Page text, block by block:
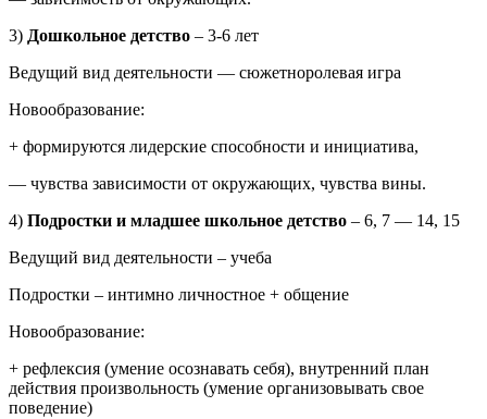
3) Дошкольное детство – 3-6 лет
Ведущий вид деятельности — сюжетноролевая игра
Новообразование:
+ формируются лидерские способности и инициатива,
— чувства зависимости от окружающих, чувства вины.
4) Подростки и младшее школьное детство – 6, 7 — 14, 15
Ведущий вид деятельности – учеба
Подростки – интимно личностное + общение
Новообразование:
+ рефлексия (умение осознавать себя), внутренний план
действия произвольность (умение организовывать свое
поведение)